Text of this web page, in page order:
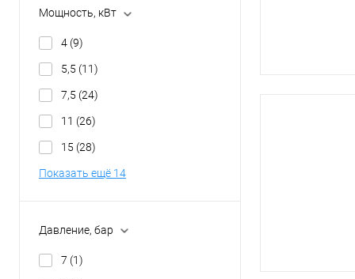
Мощность, кВт
4 (9)
5,5 (11)
7,5 (24)
11 (26)
15 (28)
Показать ещё 14
Давление, бар
7 (1)